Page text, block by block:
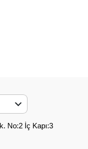
No:2 İç Kapı:3